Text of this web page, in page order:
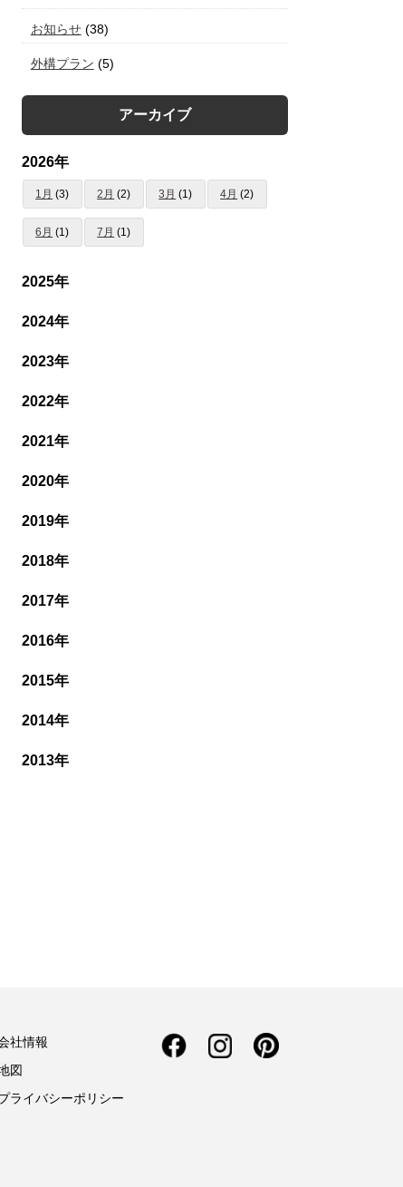
お知らせ(38)
外構プラン (5)
アーカイブ
2026年
1月 (3) 2月 (2) 3月 (1) 4月 (2)
6月 (1) 7月 (1)
2025年
2024年
2023年
2022年
2021年
2020年
2019年
2018年
2017年
2016年
2015年
2014年
2013年
社情報
図
ライバシーポリシー